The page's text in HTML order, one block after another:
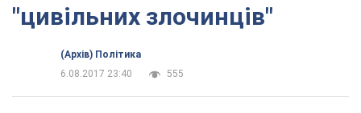
"цивільних злочинців"
(Архів) Політика
6.08.2017 23:40
555